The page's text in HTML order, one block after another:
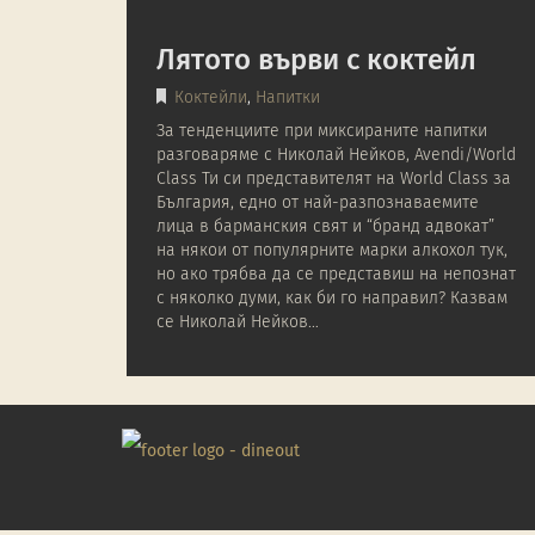
Лятото върви с коктейл
Коктейли, Напитки
За тенденциите при миксираните напитки
разговаряме с Николай Нейков, Avendi/World
Class Ти си представителят на World Class за
България, едно от най-разпознаваемите
лица в барманския свят и “бранд адвокат”
на някои от популярните марки алкохол тук,
но ако трябва да се представиш на непознат
с няколко думи, как би го направил? Казвам
се Николай Нейков…